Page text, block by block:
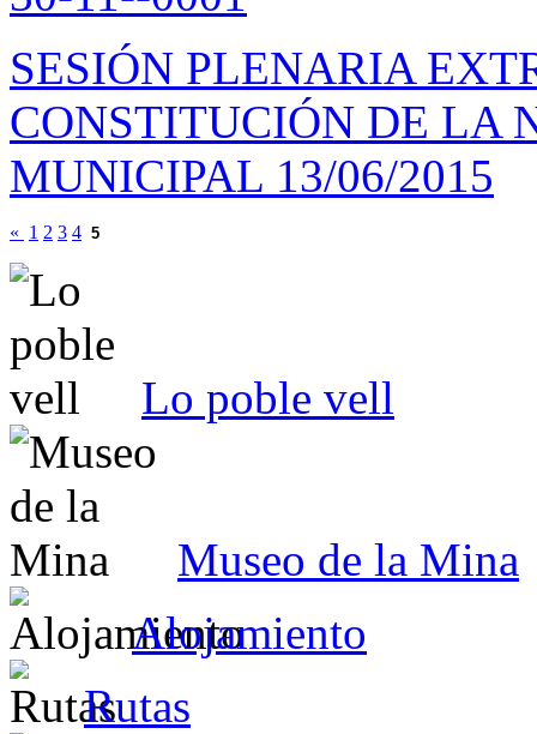
SESIÓN PLENARIA
CONSTITUCIÓN DE LA
MUNICIPAL 13/06/2015
« 1 2 3 4 5
Lo poble vell
Museo de la Mina
Alojamiento
Rutas